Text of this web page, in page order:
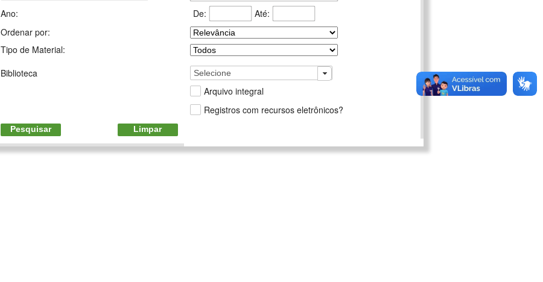
Ano: De:
Até:
Ordenar por:
Tipo de Material:
Biblioteca
Selecione
Arquivo integral
Registros com recursos eletrônicos?
Pesquisar Limpar